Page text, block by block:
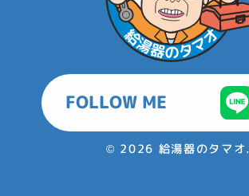
FOLLOW ME
© 2026 給湯器のタマオ.